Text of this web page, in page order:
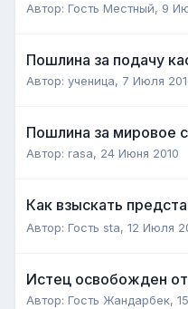
Автор: Гость Местный, 9
Пошлина за подачу
Автор: ученица, 7 Июля
Пошлина за мировое
Автор: rasa, 24 Июня 2010
Как взыскать
Автор: Гость sta, 12 Июля
Истец освобожден
Автор: Гость Жандарбек,